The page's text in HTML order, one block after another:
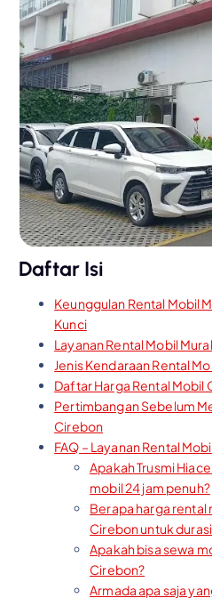
Daftar Isi
Keunggulan Rental Mobil
Kunci
Layanan Rental Mobil
Jenis Kendaraan Rental
Daftar Harga Rental Mobil
Pertimbangan Sebelum
Cirebon
FAQ – Layanan Rental
Apakah Trusmi
mobil 24 jam penuh?
Berapa harga rental
Cirebon untuk
Apakah bisa sewa
Cirebon?
Armada apa saja